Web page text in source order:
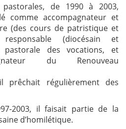
pastorales, de 1990 à 2003,
comme accompagnateur et
(des cours de patristique et
(diocésain et
des vocations, et
du Renouveau
prêchait régulièrement des
2003, il faisait partie de la
d’homilétique.